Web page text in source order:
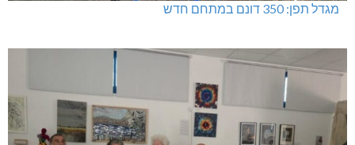
מגדל תפן: 350 דונם במתחם חדש